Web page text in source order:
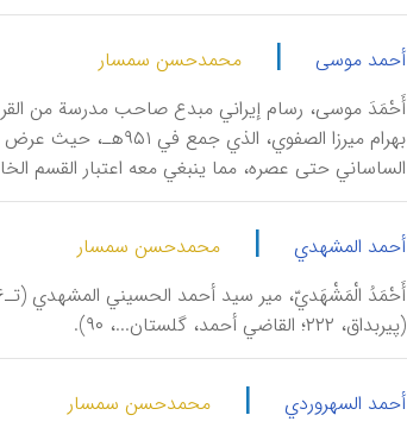
أحمد موسی |
محمدحسن سمسار
بهرام میرزا
الساساني حتی عصره، مما ینبغي معه اعتبار القسم
أحمد المشهدي |
محمدحسن سمسار
(پیربداق، ۲۲۲؛ القاضي أحمد، گلستان...، ۹۰).
أحمد السهروردي |
محمدحسن سمسار